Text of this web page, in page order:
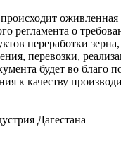
оживленная
регламента о
переработки
перевозки,
будет во благо
к качеству
Дагестана